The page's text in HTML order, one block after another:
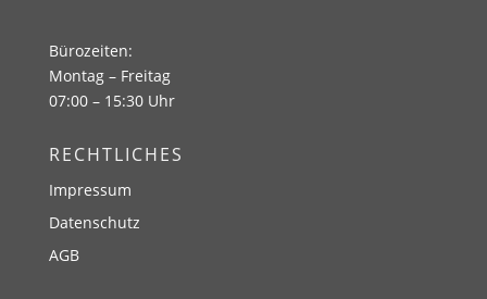
Bürozeiten:
Montag – Freitag
07:00 – 15:30 Uhr
RECHTLICHES
Impressum
Datenschutz
AGB